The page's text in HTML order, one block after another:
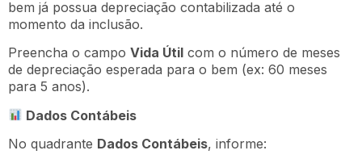
bem já possua depreciação contabilizada até o
momento da inclusão.
Preencha o campo Vida Útil com o número de meses
de depreciação esperada para o bem (ex: 60 meses
para 5 anos).
Dados Contábeis
No quadrante Dados Contábeis, informe: